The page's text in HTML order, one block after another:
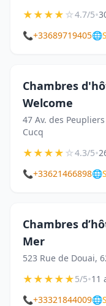
★★★★☆4.7/5•
📞+33689719405🌐
Chambres
Welcome
47 Av. des
Cucq
★★★★☆4.3/5•
📞+33621466898🌐
Chambres
Mer
523 Rue de Douai,
★★★★★5/5•11
📞+33321844009🌐